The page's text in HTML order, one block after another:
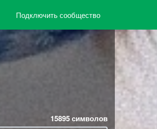
Подключить сообщество
15895символов